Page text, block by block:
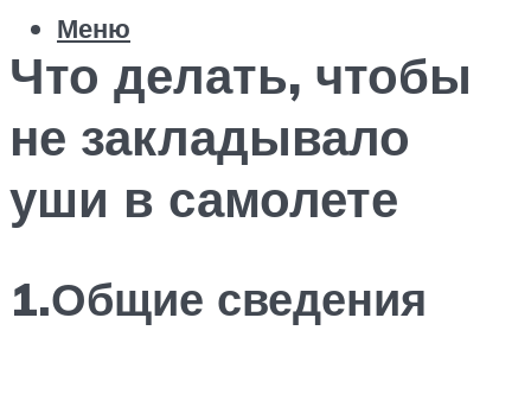
Меню
Что делать, чтобы
не закладывало
уши в самолете
1.Общие сведения